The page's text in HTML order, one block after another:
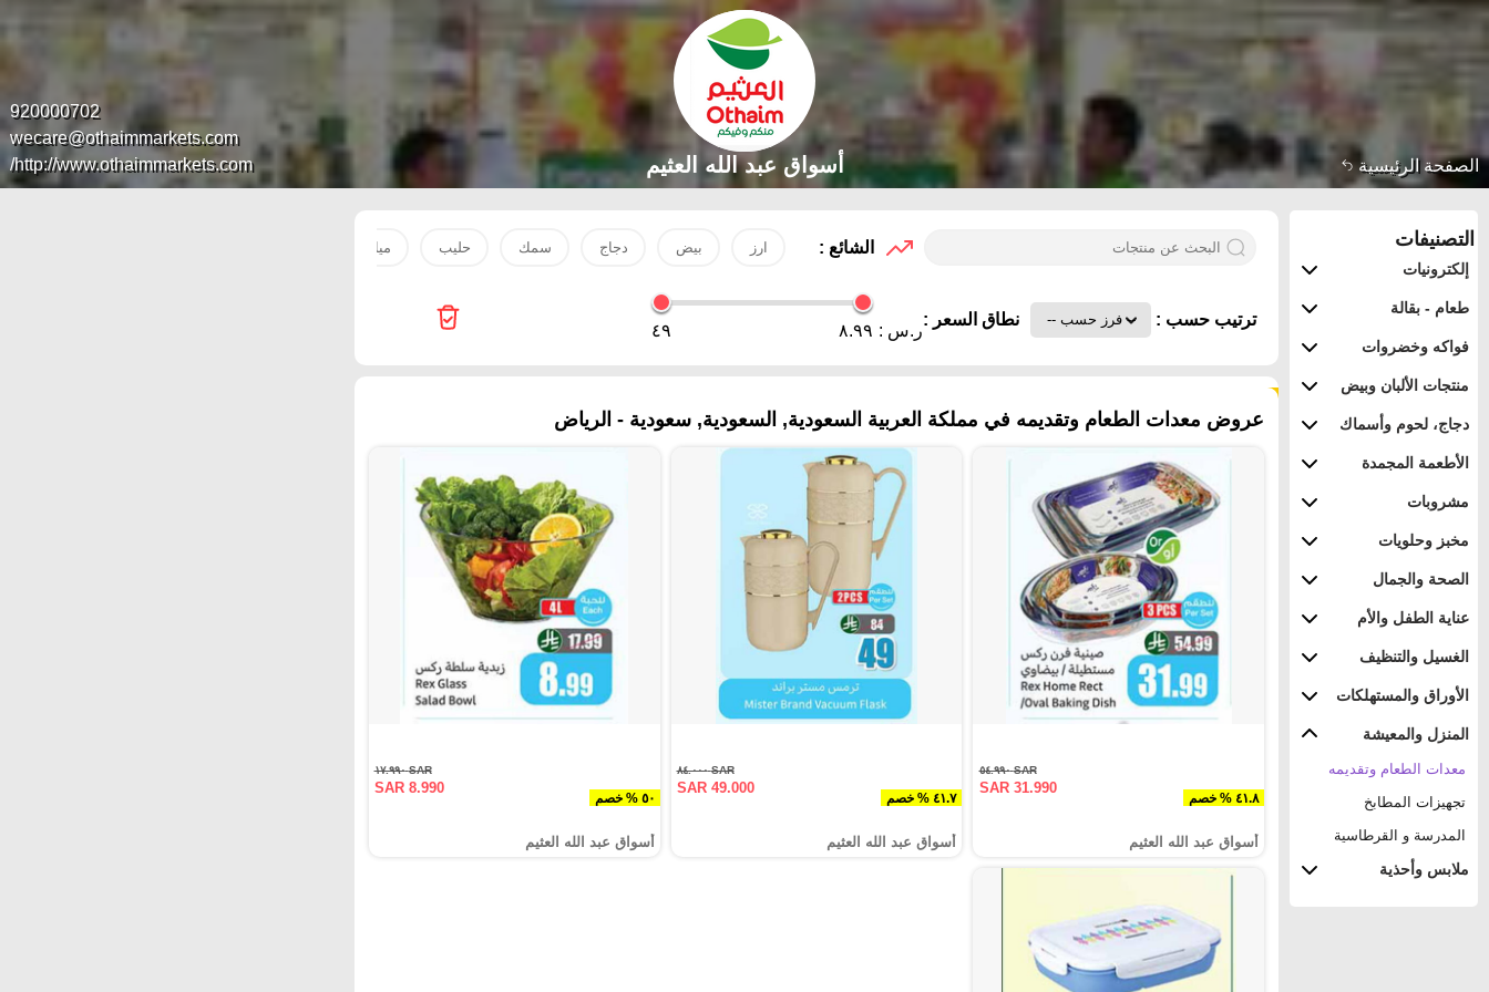
الصفحة الرئيسية
920000702
wecare@othaimmarkets.com
http://www.othaimmarkets.com/
أسواق عبد الله العثيم
التصنيفات
إلكترونيات
طعام - بقالة
فواكه وخضروات
منتجات الألبان وبيض
دجاج، لحوم وأسماك
الأطعمة المجمدة
مشروبات
مخبز وحلويات
الصحة والجمال
عناية الطفل والأم
الغسيل والتنظيف
الأوراق والمستهلكات
المنزل والمعيشة
معدات الطعام وتقديمه
تجهيزات المطابخ
المدرسة و القرطاسية
ملابس وأحذية
الشائع : ارز بيض دجاج سمك حليب مياه
ترتيب حسب : نطاق السعر :
ر.س : ٨.٩٩ ٤٩
عروض معدات الطعام وتقديمه في مملكة العربية السعودية, السعودية, سعودية - الرياض
٤١.٨ % خصم
SAR ٥٤.٩٩٠
SAR 31.990
أسواق عبد الله العثيم
٤١.٧ % خصم
SAR ٨٤.٠٠٠
SAR 49.000
أسواق عبد الله العثيم
٥٠ % خصم
SAR ١٧.٩٩٠
SAR 8.990
أسواق عبد الله العثيم